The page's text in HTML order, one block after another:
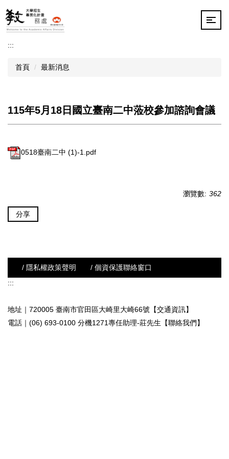
跳
到
主
內
:::
首頁 最新消息
115年5月18日國立臺南二中蒞校參加諮詢會議
0518臺南二中 (1)-1.pdf
瀏覽數: 362
分享
/ 隱私權政策聲明
/ 個資保護聯絡窗口
:::
地址｜720005 臺南市官田區大崎里大崎66號【交通資訊】
電話｜(06) 693-0100 分機1271專任助理-莊先生 【聯絡我們】